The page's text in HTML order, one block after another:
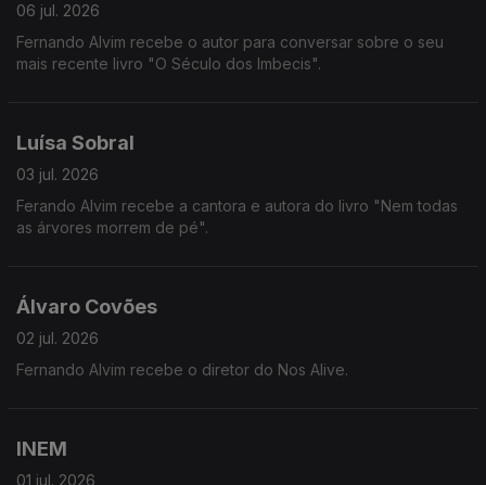
06 jul. 2026
Fernando Alvim recebe o autor para conversar sobre o seu
mais recente livro "O Século dos Imbecis".
Luísa Sobral
03 jul. 2026
Ferando Alvim recebe a cantora e autora do livro "Nem todas
as árvores morrem de pé".
Álvaro Covões
02 jul. 2026
Fernando Alvim recebe o diretor do Nos Alive.
INEM
01 jul. 2026